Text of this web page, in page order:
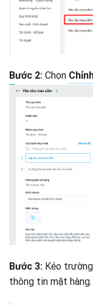
Bước 2: Chọn
Bước 3: Kéo
thông tin mặt hàng.